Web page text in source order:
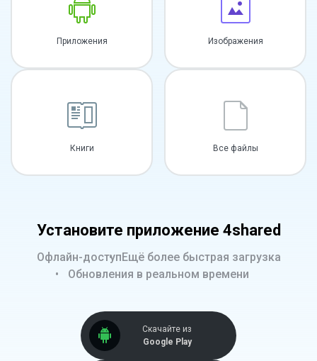
Приложения Изображения
Книги Все файлы
Установите приложение 4shared
Офлайн-доступЕщё более быстрая загрузка
Обновления в реальном времени
Скачайте из
Google Play